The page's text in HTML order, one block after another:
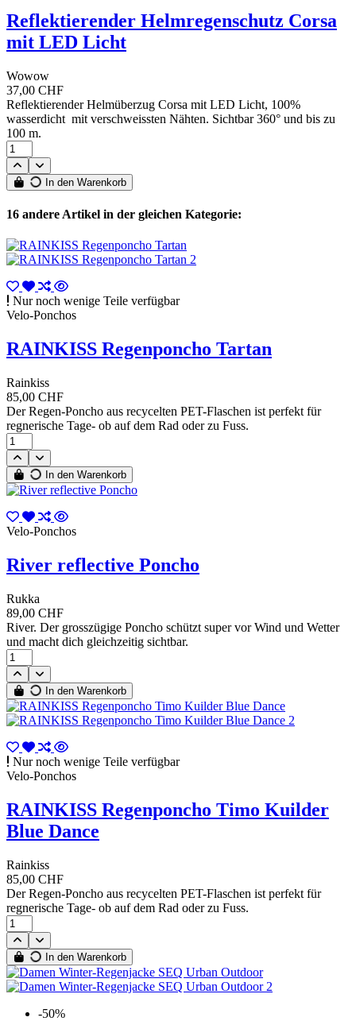
Reflektierender Helmregenschutz Corsa
mit LED Licht
Wowow
37,00 CHF
Reflektierender Helmüberzug Corsa mit LED Licht, 100%
wasserdicht mit verschweissten Nähten. Sichtbar 360° und bis zu
100 m.
In den Warenkorb
16 andere Artikel in der gleichen Kategorie:
Nur noch wenige Teile verfügbar
Velo-Ponchos
RAINKISS Regenponcho Tartan
Rainkiss
85,00 CHF
Der Regen-Poncho aus recycelten PET-Flaschen ist perfekt für
regnerische Tage- ob auf dem Rad oder zu Fuss.
In den Warenkorb
Velo-Ponchos
River reflective Poncho
Rukka
89,00 CHF
River. Der grosszügige Poncho schützt super vor Wind und Wetter
und macht dich gleichzeitig sichtbar.
In den Warenkorb
Nur noch wenige Teile verfügbar
Velo-Ponchos
RAINKISS Regenponcho Timo Kuilder
Blue Dance
Rainkiss
85,00 CHF
Der Regen-Poncho aus recycelten PET-Flaschen ist perfekt für
regnerische Tage- ob auf dem Rad oder zu Fuss.
In den Warenkorb
-50%